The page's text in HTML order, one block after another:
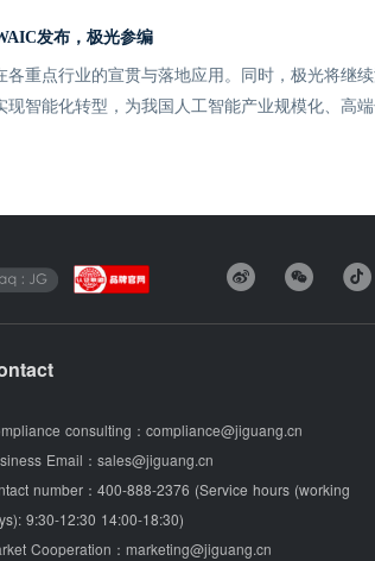
发布，极光参编
重点行业的宣贯与落地应用。同时，极光将继
智能化转型，为我国人工智能产业规模化、高
consulting： compliance@jiguang.cn
Email： sales@jiguang.cn
number： 400-888-2376 (Service hours (working
9:30-12:30 14:00-18:30)
Cooperation： marketing@jiguang.cn